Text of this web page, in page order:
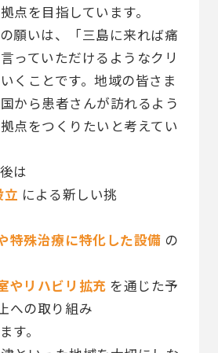
点を目指しています。
願いは、「三島に来れば痛
っていただけるようなクリ
くことです。地域の皆さま
から患者さんが訪れるよう
点をつくりたいと考えてい
は
立 による新しい挑
特殊治療に特化した設備 の
やリハビリ拡充 を通じた予
への取り組み
す。